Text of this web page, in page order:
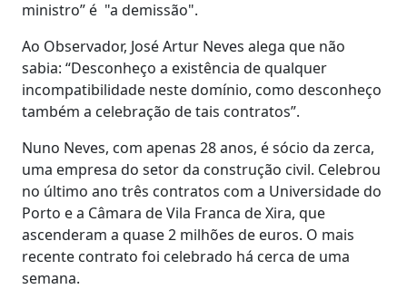
ministro” é "a demissão".
Ao Observador, José Artur Neves alega que não
sabia: “Desconheço a existência de qualquer
incompatibilidade neste domínio, como desconheço
também a celebração de tais contratos”.
Nuno Neves, com apenas 28 anos, é sócio da zerca,
uma empresa do setor da construção civil. Celebrou
no último ano três contratos com a Universidade do
Porto e a Câmara de Vila Franca de Xira, que
ascenderam a quase 2 milhões de euros. O mais
recente contrato foi celebrado há cerca de uma
semana.